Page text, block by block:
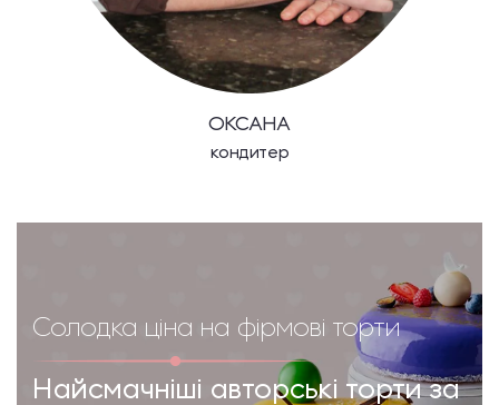
ОКСАНА
кондитер
Солодка ціна на фірмові торти
Найсмачніші авторські торти за